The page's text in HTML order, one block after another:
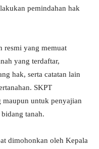
pemindahan hak
resmi yang memuat
yang terdaftar,
hak, serta catatan lain
SKPT
untuk penyajian
tanah.
dimohonkan oleh Kepala